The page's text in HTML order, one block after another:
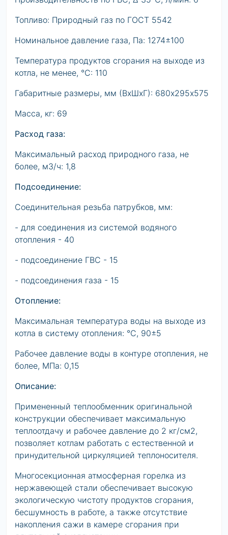
Топливо: Природный газ по ГОСТ 5542
Номинальное давление газа, Па: 1274±100
Температура продуктов сгорания на выходе из
котла, не менее, °С: 110
Габаритные размеры, мм (ВхШхГ): 680х295х575
Масса, кг: 69
Расход газа:
Максимальный расход природного газа, не
более, м3/ч: 1,8
Подсоединение:
Соединительная резьба патрубков, мм:
- для соединения из системой водяного
отопления - 40
- подсоединение ГВС - 15
- подсоединения газа - 15
Отопление:
Максимальная температура воды на выходе из
котла в систему отопления: °С, 90±5
Рабочее давление воды в контуре отопления, не
более, МПа: 0,15
Описание:
Примененный теплообменник оригинальной
конструкции обеспечивает максимальную
теплоотдачу и рабочее давление до 2 кг/см2,
позволяет котлам работать с естественной и
принудительной циркуляцией теплоносителя.
Многосекционная атмосферная горелка из
нержавеющей стали обеспечивает высокую
экологическую чистоту продуктов сгорания,
бесшумность в работе, а также отсутствие
накопления сажи в камере сгорания при